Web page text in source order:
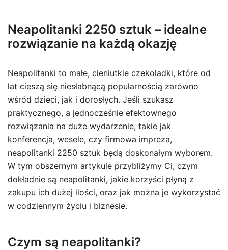
Neapolitanki 2250 sztuk – idealne
rozwiązanie na każdą okazję
Neapolitanki to małe, cieniutkie czekoladki, które od
lat cieszą się niesłabnącą popularnością zarówno
wśród dzieci, jak i dorosłych. Jeśli szukasz
praktycznego, a jednocześnie efektownego
rozwiązania na duże wydarzenie, takie jak
konferencja, wesele, czy firmowa impreza,
neapolitanki 2250 sztuk będą doskonałym wyborem.
W tym obszernym artykule przybliżymy Ci, czym
dokładnie są neapolitanki, jakie korzyści płyną z
zakupu ich dużej ilości, oraz jak można je wykorzystać
w codziennym życiu i biznesie.
Czym są neapolitanki?